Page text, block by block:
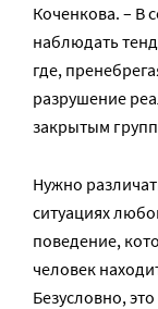
Коченкова. – В
наблюдать
где,
разрушение
закрытым
Нужно
ситуациях
поведение,
человек
Безусловно,